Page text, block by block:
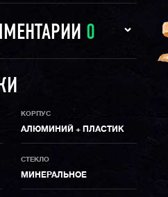
0
КОРПУС
АЛЮМИНИЙ + ПЛАСТИК
СТЕКЛО
МИНЕРАЛЬНОЕ